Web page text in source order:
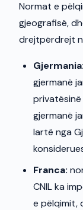
Normat e
gjeografisë,
drejtpërdrejt
Gjermania:
gjermanë
gjermanë
lartë nga
Franca:
CNIL ka
e pëlqimit,